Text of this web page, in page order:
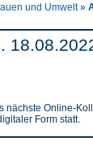
und Umwelt»
nächste Online-
Form statt.